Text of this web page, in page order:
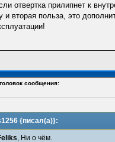
отвертка прилипнет к
и вторая польза, это
сообщения:
{писал(а)}:
, Ни о чём.